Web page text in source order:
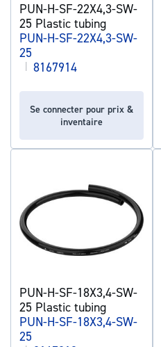
PUN-H-SF-22X4,3-SW-
25 Plastic tubing
PUN-H-SF-22X4,3-SW-
25
| 8167914
Se connecter pour prix &
inventaire
PUN-H-SF-18X3,4-SW-
25 Plastic tubing
PUN-H-SF-18X3,4-SW-
25